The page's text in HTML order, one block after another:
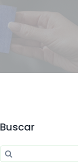
Buscar
Search for: